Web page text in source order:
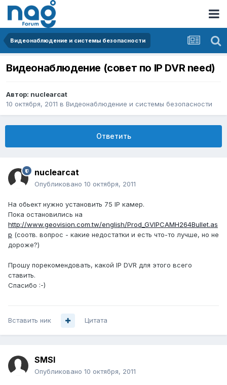
Видеонаблюдение и системы безопасности
Видеонаблюдение (совет по IP DVR need)
Автор: nuclearcat
10 октября, 2011 в Видеонаблюдение и системы безопасности
Ответить
nuclearcat
Опубликовано 10 октября, 2011
На обьект нужно установить 75 IP камер.
Пока остановились на
http://www.geovision.com.tw/english/Prod_GVIPCAMH264Bullet.as
p (соотв. вопрос - какие недостатки и есть что-то лучше, но не
дороже?)
Прошу порекомендовать, какой IP DVR для этого всего
ставить.
Спасибо :-)
Вставить ник Цитата
SMSI
Опубликовано 10 октября, 2011